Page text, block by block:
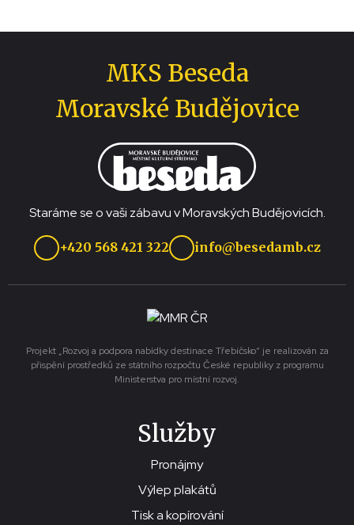
MKS Beseda
Moravské Budějovice
Staráme se o vaši zábavu v Moravských Budějovicích.
+420 568 421 322 info@besedamb.cz
Projekt „Rozvoj a podpora nabídky destinace Třebíčsko“ je realizován za
přispění prostředků ze státního rozpočtu České republiky z programu
Ministerstva pro místní rozvoj.
Služby
Pronájmy
Výlep plakátů
Tisk a kopírování